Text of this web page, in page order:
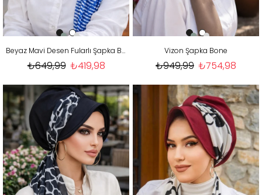
Beyaz Mavi Desen Fularlı Şapka Bone
₺419,98
₺649,99
Vizon Şapka Bone
₺754,98
₺949,99